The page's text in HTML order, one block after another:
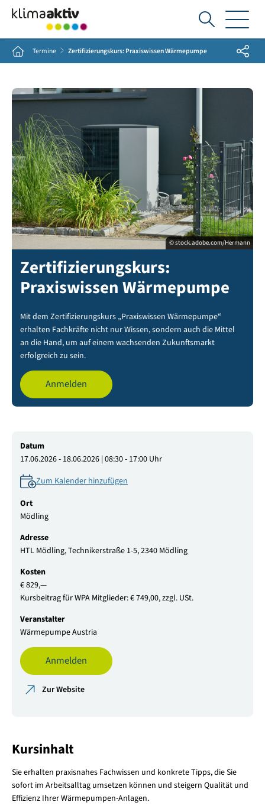
Ich
suche...
Home Termine Zertifizierungskurs: Praxiswissen Wärmepumpe Share
© stock.adobe.com/Hermann
Zertifizierungskurs:
Praxiswissen Wärmepumpe
Mit dem Zertifizierungskurs „Praxiswissen Wärmepumpe“
erhalten Fachkräfte nicht nur Wissen, sondern auch die Mittel
an die Hand, um auf einem wachsenden Zukunftsmarkt
erfolgreich zu sein.
Anmelden
Kursinhalt
Sie erhalten praxisnahes Fachwissen und konkrete Tipps, die Sie
sofort im Arbeitsalltag umsetzen können und steigern Qualität und
Effizienz Ihrer Wärmepumpen-Anlagen.
Datum
17.06.2026 - 18.06.2026 | 08:30 - 17:00 Uhr
Zum Kalender hinzufügen
Ort
Mödling
Adresse
HTL Mödling, Technikerstraße 1-5, 2340 Mödling
Kosten
€ 829,—
Kursbeitrag für WPA Mitglieder: € 749,00, zzgl. USt.
Veranstalter
Wärmepumpe Austria
Anmelden
Zur Website